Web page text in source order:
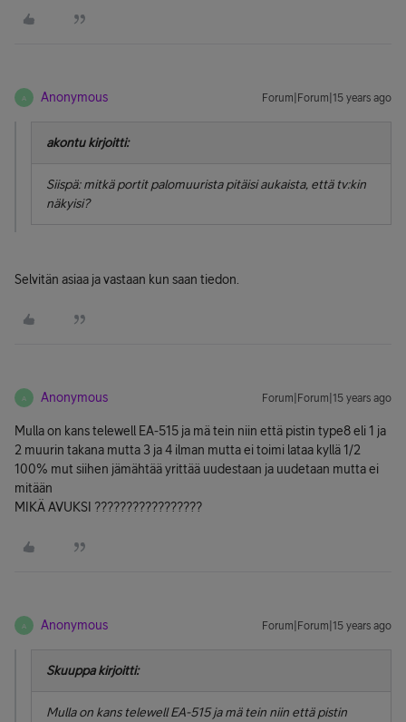
A Anonymous Forum|Forum|15 years ago
akontu kirjoitti:
Siispä: mitkä portit palomuurista pitäisi aukaista, että tv:kin
näkyisi?
Selvitän asiaa ja vastaan kun saan tiedon.
A Anonymous Forum|Forum|15 years ago
Mulla on kans telewell EA-515 ja mä tein niin että pistin type8 eli 1 ja
2 muurin takana mutta 3 ja 4 ilman mutta ei toimi lataa kyllä 1/2
100% mut siihen jämähtää yrittää uudestaan ja uudetaan mutta ei
mitään
MIKÄ AVUKSI ?????????????????
A Anonymous Forum|Forum|15 years ago
Skuuppa kirjoitti:
Mulla on kans telewell EA-515 ja mä tein niin että pistin